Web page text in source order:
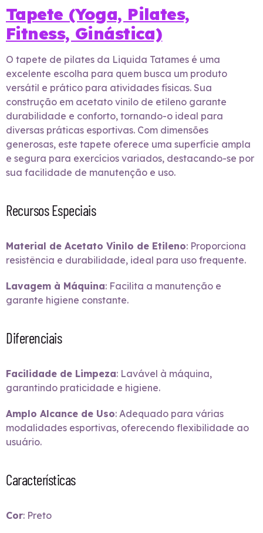
Tapete (Yoga, Pilates,
Fitness, Ginástica)
O tapete de pilates da Liquida Tatames é uma
excelente escolha para quem busca um produto
versátil e prático para atividades físicas. Sua
construção em acetato vinilo de etileno garante
durabilidade e conforto, tornando-o ideal para
diversas práticas esportivas. Com dimensões
generosas, este tapete oferece uma superfície ampla
e segura para exercícios variados, destacando-se por
sua facilidade de manutenção e uso.
Recursos Especiais
Material de Acetato Vinilo de Etileno: Proporciona
resistência e durabilidade, ideal para uso frequente.
Lavagem à Máquina: Facilita a manutenção e
garante higiene constante.
Diferenciais
Facilidade de Limpeza: Lavável à máquina,
garantindo praticidade e higiene.
Amplo Alcance de Uso: Adequado para várias
modalidades esportivas, oferecendo flexibilidade ao
usuário.
Características
Cor: Preto